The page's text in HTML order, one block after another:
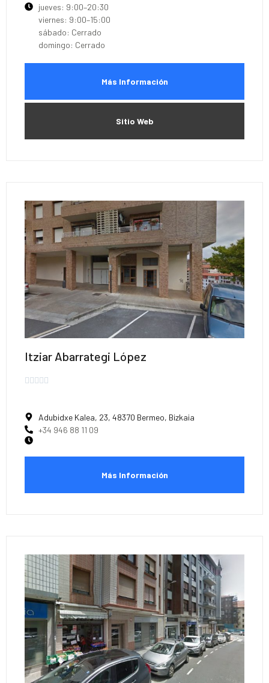
jueves: 9:00–20:30
viernes: 9:00–15:00
sábado: Cerrado
domingo: Cerrado
Más Información
Sitio Web
Itziar Abarrategi López

Adubidxe Kalea, 23, 48370 Bermeo, Bizkaia
+34 946 88 11 09
Más Información